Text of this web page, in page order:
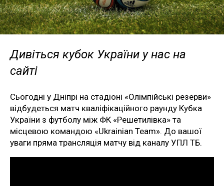
Дивіться кубок України у нас на
сайті
Сьогодні у Дніпрі на стадіоні «Олімпійські резерви»
відбудеться матч кваліфікаційного раунду Кубка
України з футболу між ФК «Решетилівка» та
місцевою командою «Ukrainian Team». До вашої
уваги пряма трансляція матчу від каналу УПЛ ТБ.